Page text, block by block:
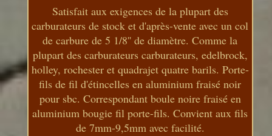
Satisfait aux exigences de la plupart des
carburateurs de stock et d'après-vente avec un col
de carbure de 5 1/8'' de diamètre. Comme la
plupart des carburateurs carburateurs, edelbrock,
holley, rochester et quadrajet quatre barils. Porte-
fils de fil d'étincelles en aluminium fraisé noir
pour sbc. Correspondant boule noire fraisé en
aluminium bougie fil porte-fils. Convient aux fils
de 7mm-9,5mm avec facilité.